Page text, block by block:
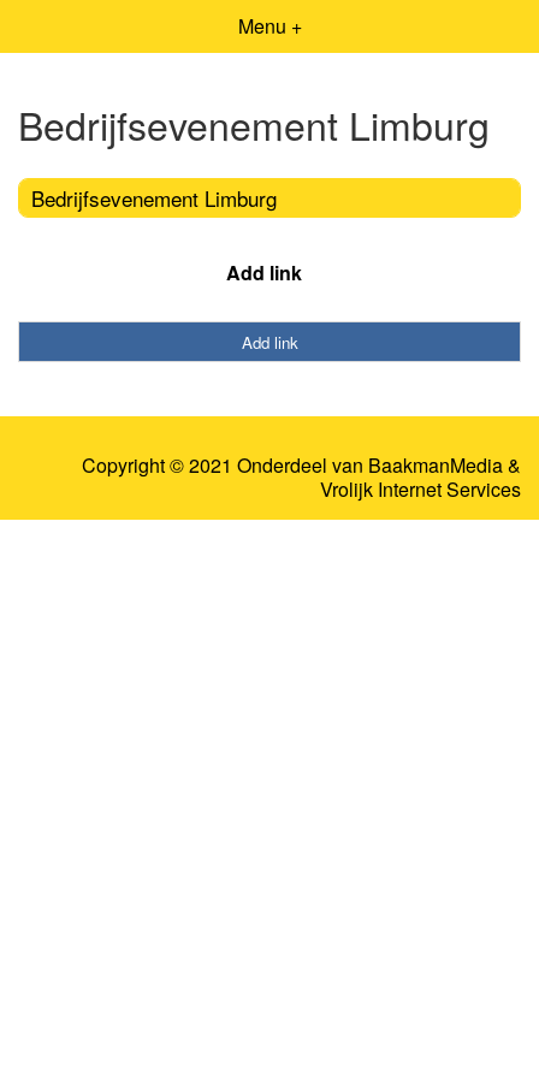
Menu +
Bedrijfsevenement Limburg
Bedrijfsevenement Limburg
Add link
Add link
Copyright © 2021 Onderdeel van BaakmanMedia&
Vrolijk Internet Services